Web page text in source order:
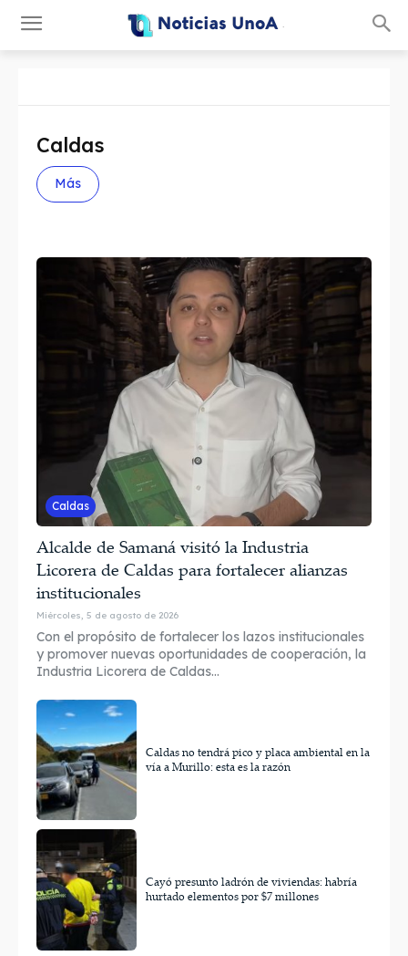
Caldas
Más
Caldas
Alcalde de Samaná visitó la Industria
Licorera de Caldas para fortalecer alianzas
institucionales
Miércoles, 5 de agosto de 2026
Con el propósito de fortalecer los lazos institucionales
y promover nuevas oportunidades de cooperación, la
Industria Licorera de Caldas...
Caldas no tendrá pico y placa ambiental en la
vía a Murillo: esta es la razón
Cayó presunto ladrón de viviendas: habría
hurtado elementos por $7 millones